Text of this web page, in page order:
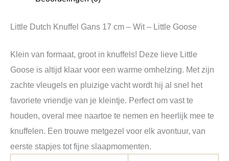
Little Dutch Knuffel Gans 17 cm – Wit – Little Goose
Klein van formaat, groot in knuffels! Deze lieve Little
Goose is altijd klaar voor een warme omhelzing. Met zijn
zachte vleugels en pluizige vacht wordt hij al snel het
favoriete vriendje van je kleintje. Perfect om vast te
houden, overal mee naartoe te nemen en heerlijk mee te
knuffelen. Een trouwe metgezel voor elk avontuur, van
eerste stapjes tot fijne slaapmomenten.